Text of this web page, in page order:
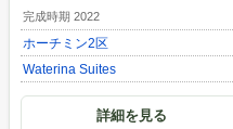
ン 3ベッド 1650$ 管理費込
完成時期 2022
ホーチミン2区
Waterina Suites
詳細を見る